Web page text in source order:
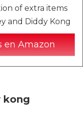
of extra items
and Diddy Kong
en Amazon
kong